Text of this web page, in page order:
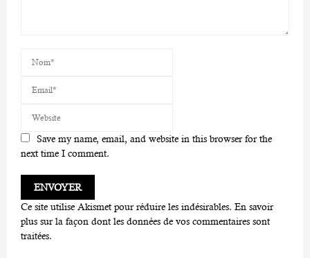
Save my name, email, and website in this browser for the
next time I comment.
Ce site utilise Akismet pour réduire les indésirables. En savoir
plus sur la façon dont les données de vos commentaires sont
traitées.